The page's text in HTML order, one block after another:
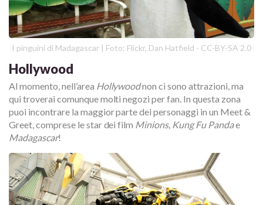
I pinguini di Madagascar | Foto: Flickr, Dan Hatfield - CC-BY-SA 2.0
Hollywood
Al momento, nell’area Hollywoodnon ci sono attrazioni, ma
qui troverai comunque molti negozi per fan. In questa zona
puoi incontrare la maggior parte dei personaggi in un Meet &
Greet, comprese le star dei film Minions, Kung Fu Pandae
Madagascar!